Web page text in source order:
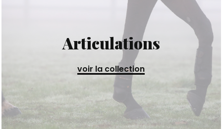
Articulations
voir la collection